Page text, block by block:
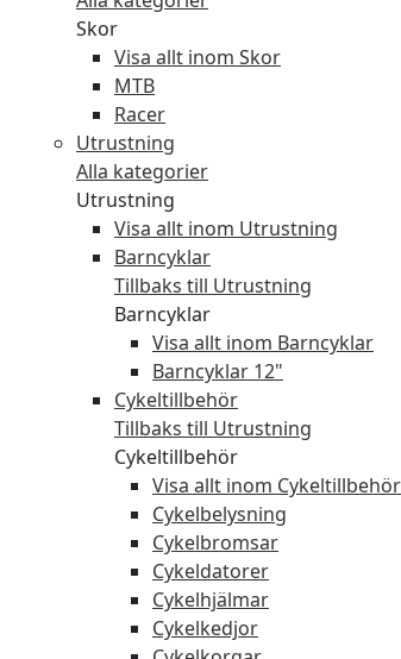
Skor
Visa allt inom Skor
MTB
Racer
Utrustning
Alla kategorier
Utrustning
Visa allt inom Utrustning
Barncyklar
Tillbaks till Utrustning
Barncyklar
Visa allt inom Barncyklar
Barncyklar 12"
Cykeltillbehör
Tillbaks till Utrustning
Cykeltillbehör
Visa allt inom Cykeltillbehör
Cykelbelysning
Cykelbromsar
Cykeldatorer
Cykelhjälmar
Cykelkedjor